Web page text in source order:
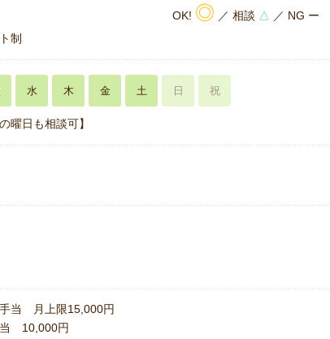
OK! ◎ ／ 相談 △ ／ NG ー
制
水 木 金 土 日 祝
曜日も相談可】
当 月上限15,000円
10,000円